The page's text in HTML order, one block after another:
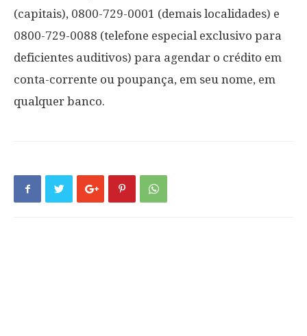
(capitais), 0800-729-0001 (demais localidades) e
0800-729-0088 (telefone especial exclusivo para
deficientes auditivos) para agendar o crédito em
conta-corrente ou poupança, em seu nome, em
qualquer banco.